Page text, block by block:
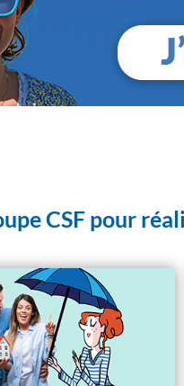
CSF pour